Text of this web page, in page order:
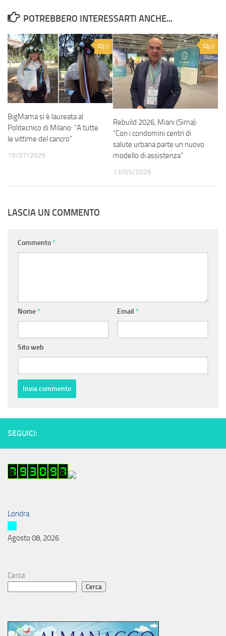
POTREBBERO INTERESSARTI ANCHE...
0
BigMama si è laureata al
Politecnico di Milano: “A tutte
le vittime del cancro”
15/07/2026
0
Rebuild 2026, Miani (Sima):
“Con i condomini centri di
salute urbana parte un nuovo
modello di assistenza”
13/05/2026
LASCIA UN COMMENTO
Commento*
Nome* Email *
Sito web
SEGUICI:
Londra
Agosto 08, 2026
Cerca
Cerca